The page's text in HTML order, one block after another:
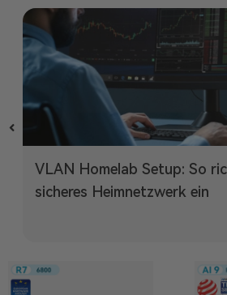
VLAN Homelab Setup: So
sicheres Heimnetzwerk ein